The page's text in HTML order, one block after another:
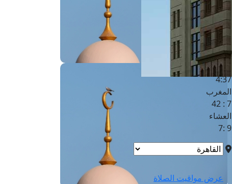
الشروق
6 :18
الظهر
1 : 0
العصر
4:37
المغرب
7 : 42
العشاء
9 :7
عرض مواقيت الصلاة